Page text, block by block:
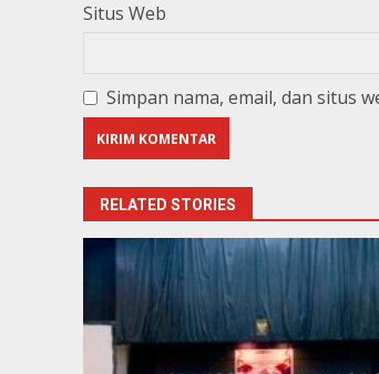
Situs Web
Simpan nama, email, dan situs
RELATED STORIES